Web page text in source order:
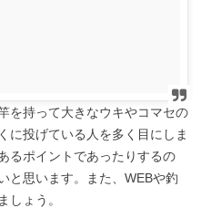
を持って大きなウキやコマセの
に投げている人を多く目にしま
るポイントであったりするの
と思います。また、WEBや釣
しょう。